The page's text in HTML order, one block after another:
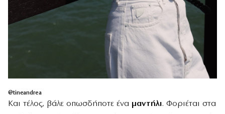
@tineandrea
Και τέλος, βάλε οπωσδήποτε ένα μαντήλι. Φοριέται στα